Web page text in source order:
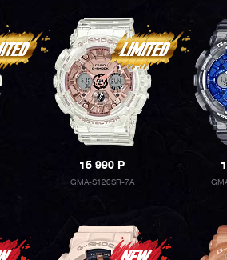
15 990P
GMA-S120SR-7A